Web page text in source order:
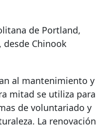
de Portland,
desde Chinook
al mantenimiento y
mitad se utiliza para
de voluntariado y
La renovación